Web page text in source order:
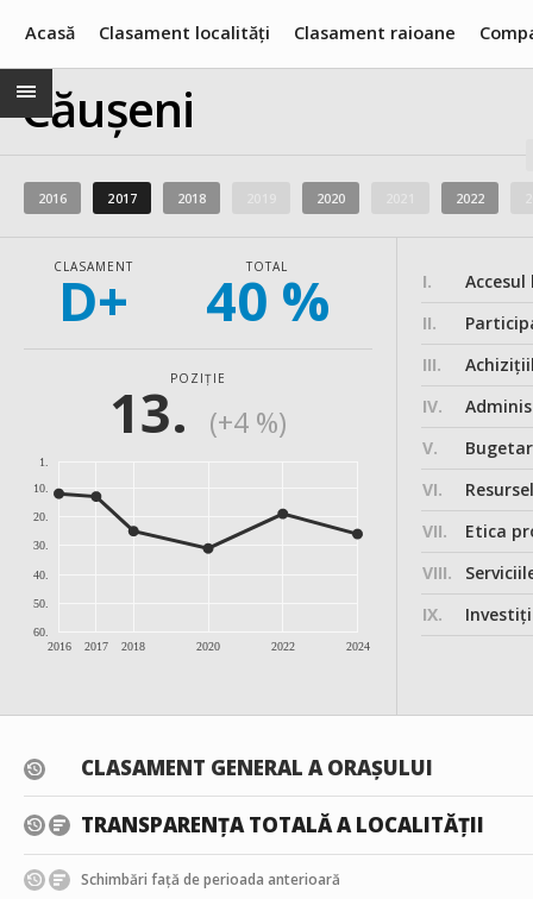
Acasă Clasament localități Clasament raioane
Căușeni
2016 2017 2018 2020 2022
CLASAMENT
D+ TOTAL
40 %
POZIȚIE
13. (+4 %)
2016 2017 2018 2020 2022 2024
1.
10.
20.
30.
40.
50.
60.
I.
II.
III.
IV.
V.
VI.
VII.
Etica
VIII.
IX.
Investițiile,
CLASAMENT GENERAL A ORAȘULUI
TRANSPARENȚA TOTALĂ A LOCALITĂȚII
Schimbări față de perioada anterioară